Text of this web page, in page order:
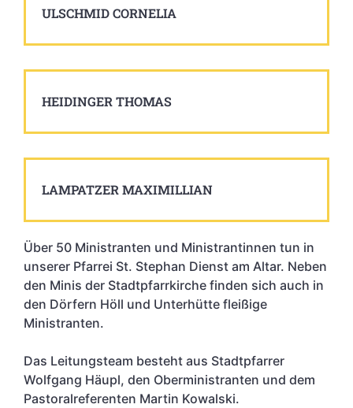
ULSCHMID CORNELIA
HEIDINGER THOMAS
LAMPATZER MAXIMILLIAN
Über 50 Ministranten und Ministrantinnen tun in
unserer Pfarrei St. Stephan Dienst am Altar. Neben
den Minis der Stadtpfarrkirche finden sich auch in
den Dörfern Höll und Unterhütte fleißige
Ministranten.
Das Leitungsteam besteht aus Stadtpfarrer
Wolfgang Häupl, den Oberministranten und dem
Pastoralreferenten Martin Kowalski.